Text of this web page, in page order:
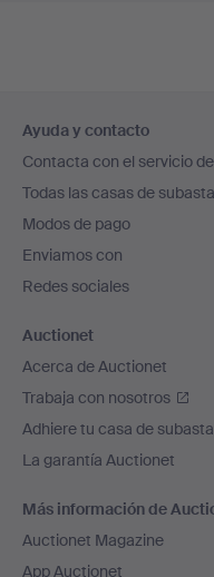
en
el
pie
de
página
Ayuda y contacto
Contacta con el servicio
Todas las casas de
Modos de pago
Enviamos con
Redes sociales
Auctionet
Acerca de Auctionet
Trabaja con nosotros
Adhiere tu casa de
La garantía Auctionet
Más información de
Auctionet Magazine
App Auctionet